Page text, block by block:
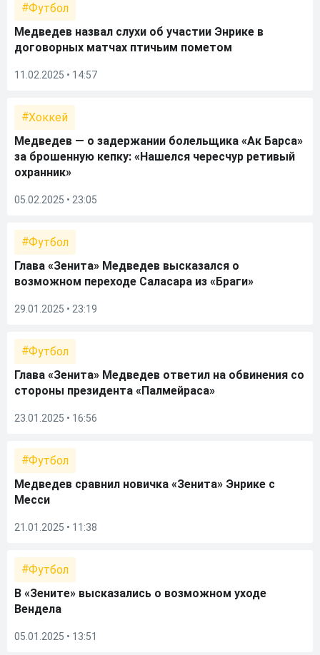
Футбол
Медведев назвал слухи об участии Энрике в
договорных матчах птичьим пометом
11.02.2025 • 14:57
Хоккей
Медведев — о задержании болельщика «Ак Барса»
за брошенную кепку: «Нашелся чересчур ретивый
охранник»
05.02.2025 • 23:05
Футбол
Глава «Зенита» Медведев высказался о
возможном переходе Саласара из «Браги»
29.01.2025 • 23:19
Футбол
Глава «Зенита» Медведев ответил на обвинения со
стороны президента «Палмейраса»
23.01.2025 • 16:56
Футбол
Медведев сравнил новичка «Зенита» Энрике с
Месси
21.01.2025 • 11:38
Футбол
В «Зените» высказались о возможном уходе
Вендела
05.01.2025 • 13:51